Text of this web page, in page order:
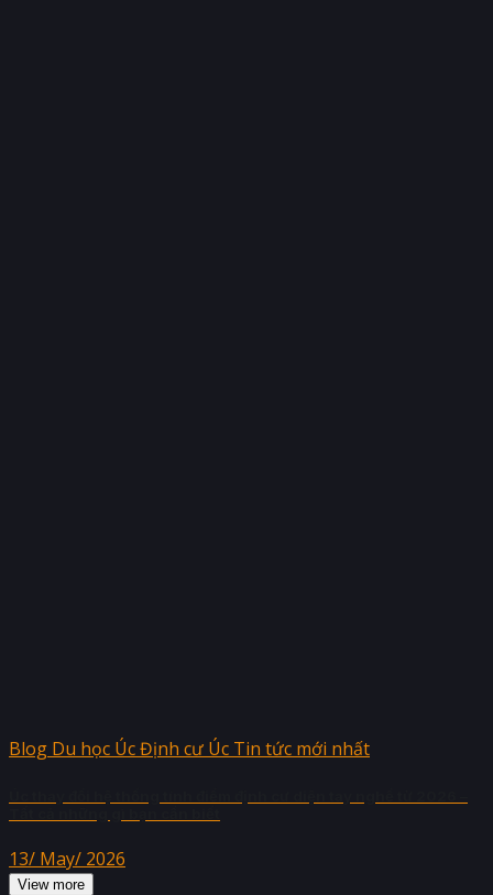
Blog Du học Úc Định cư Úc Tin tức mới nhất
13/ May/ 2026
View more